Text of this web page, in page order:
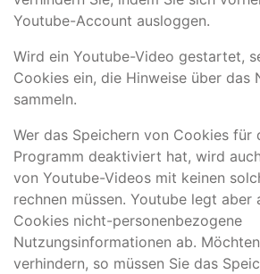
Youtube-Account ausloggen.
Wird ein Youtube-Video gestartet,
Cookies ein, die Hinweise über das
sammeln.
Wer das Speichern von Cookies für
Programm deaktiviert hat, wird
von Youtube-Videos mit keinen
rechnen müssen. Youtube legt aber
Cookies nicht-personenbezogene
Nutzungsinformationen ab.
verhindern, so müssen Sie das